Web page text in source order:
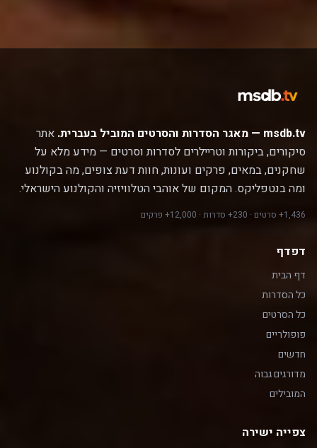
msdb.tv — מאגר הסדרות והסרטים המוביל בעברית.
אתר
סיקורים, ביקורות וטריילרים לסדרות וסרטים — מידע מלא על
שחקנים, במאים, פרקים ועונות, חוות דעת צופים, מה בקולנוע
ומה בנטפליקס. המקום של אוהבי הטלוויזיה והקולנוע הישראלי.
1,436+ סרטים · 230+ סדרות · 12,000+ פרקים
דפדף
דף הבית
כל הסדרות
כל הסרטים
פופולריים
חדשים
מדורגים גבוה
המובילים
צפייה ישירה